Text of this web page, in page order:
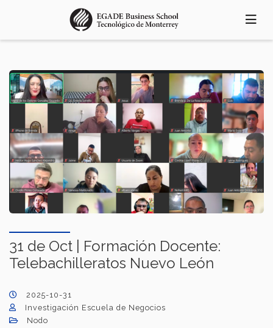
principal
31 de Oct | Formación Docente:
Telebachilleratos Nuevo León
2025-10-31
Investigación Escuela de Negocios
Nodo